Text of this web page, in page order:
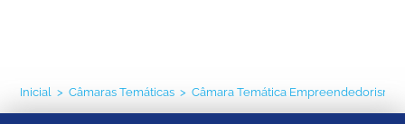
Inicial > Câmaras Temáticas > Câmara Temática Empreendedorismo